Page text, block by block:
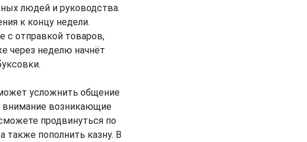
людей и руководства.
к концу недели.
с отправкой товаров,
через неделю начнёт
усложнить общение
внимание возникающие
продвинуться по
пополнить казну. В